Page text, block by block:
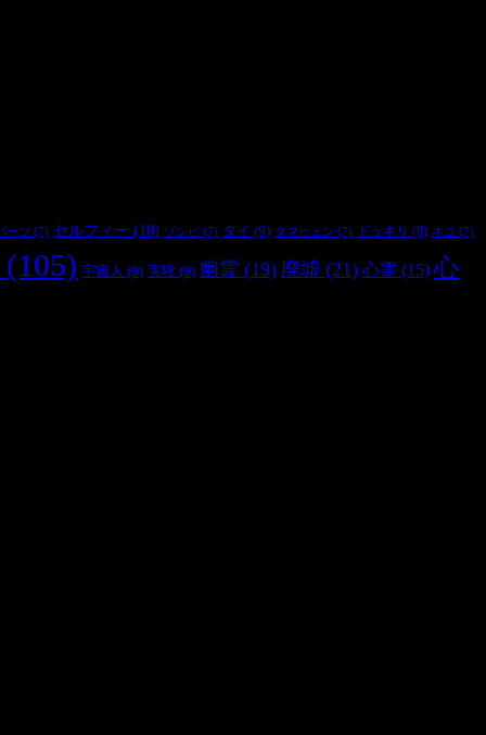
ーツ (7) セルフィー (10) ゾンビ (7) タイ (9) タマヒュン (7) ドッキリ (8) ネコ (7)
(105) 宇宙人 (9) 実験 (9) 幽霊 (19) 廃墟 (21) 心霊 (15) 心